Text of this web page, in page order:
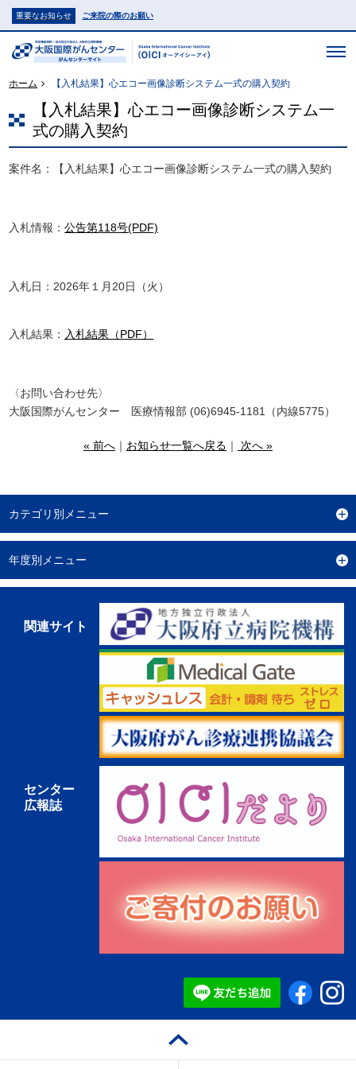
重要なお知らせ ご来院の際のお願い
ホーム 【入札結果】心エコー画像診断システム一式の購入契約
【入札結果】心エコー画像診断システム一
式の購入契約
案件名：【入札結果】心エコー画像診断システム一式の購入契約
入札情報：公告第118号(PDF)
入札日：2026年１月20日（火）
入札結果： 入札結果（PDF）
〈お問い合わせ先〉
大阪国際がんセンター 医療情報部 (06)6945-1181（内線5775）
« 前へ｜ お知らせ一覧へ戻る ｜ 次へ »
カテゴリ別メニュー
年度別メニュー
関連サイト
センター
広報誌